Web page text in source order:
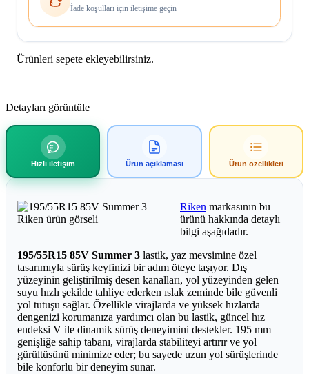
İade koşulları için iletişime geçin
Ürünleri sepete ekleyebilirsiniz.
Detayları görüntüle
Hızlı iletişim Ürün açıklaması Ürün özellikleri
Riken markasının bu
ürünü hakkında detaylı
bilgi aşağıdadır.
195/55R15 85V Summer 3 lastik, yaz mevsimine özel
tasarımıyla sürüş keyfinizi bir adım öteye taşıyor. Dış
yüzeyinin geliştirilmiş desen kanalları, yol yüzeyinden gelen
suyu hızlı şekilde tahliye ederken ıslak zeminde bile güvenli
yol tutuşu sağlar. Özellikle virajlarda ve yüksek hızlarda
dengenizi korumanıza yardımcı olan bu lastik, güncel hız
endeksi V ile dinamik sürüş deneyimini destekler. 195 mm
genişliğe sahip tabanı, virajlarda stabiliteyi artırır ve yol
gürültüsünü minimize eder; bu sayede uzun yol sürüşlerinde
bile konforlu bir deneyim sunar.